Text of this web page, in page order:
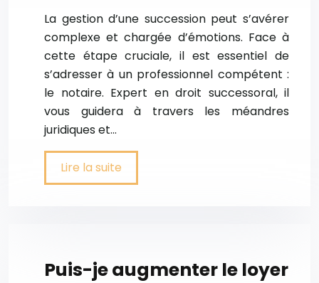
La gestion d’une succession peut s’avérer
complexe et chargée d’émotions. Face à
cette étape cruciale, il est essentiel de
s’adresser à un professionnel compétent :
le notaire. Expert en droit successoral, il
vous guidera à travers les méandres
juridiques et…
Lire la suite
Puis-je augmenter le loyer